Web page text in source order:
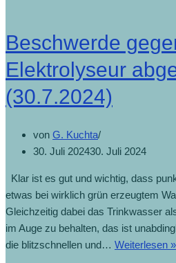
Beschwerde
Elektrolyseur
(30.7.2024)
von G. Kuchta
30. Juli 202430. Juli 2024
Klar ist es gut und wichtig, dass
etwas bei wirklich grün erzeugtem
Gleichzeitig dabei das Trinkwasser
im Auge zu behalten, das ist
die blitzschnellen und… Weiterlesen »